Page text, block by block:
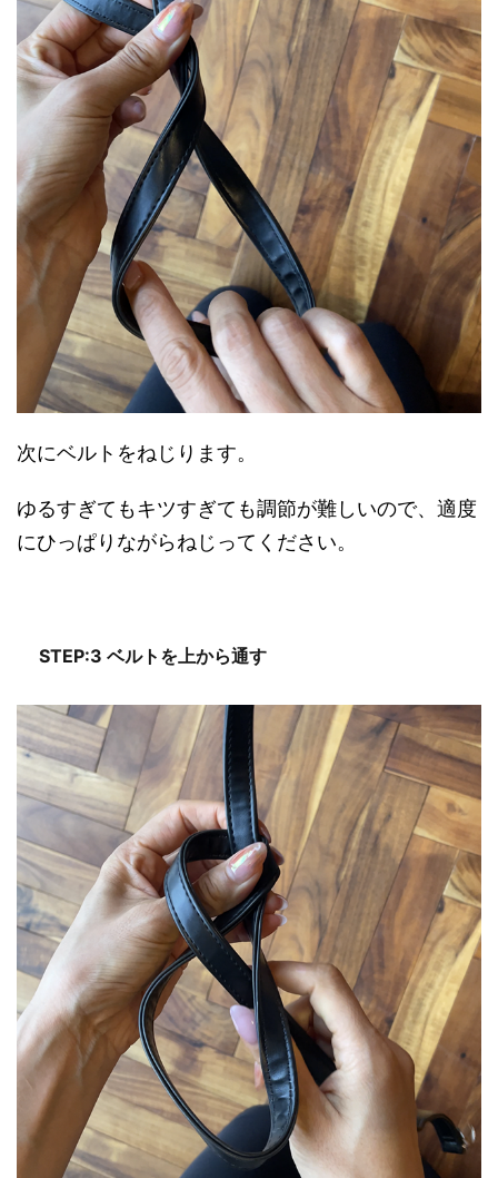
次にベルトをねじります。
ゆるすぎてもキツすぎても調節が難しいので、適度
にひっぱりながらねじってください。
STEP:3 ベルトを上から通す